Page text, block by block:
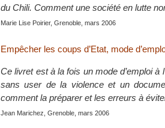
du Chili. Comment une société en lutte
Marie Lise Poirier, Grenoble, mars 2006
Empêcher les coups d’Etat, mode
Ce livret est à la fois un mode d’emploi à
sans user de la violence et un
comment la préparer et les erreurs à
Jean Marichez, Grenoble, mars 2006